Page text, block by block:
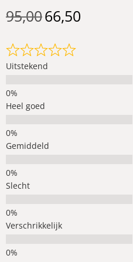
95,0066,50
Uitstekend
Heel goed
Gemiddeld
Slecht
Verschrikkelijk